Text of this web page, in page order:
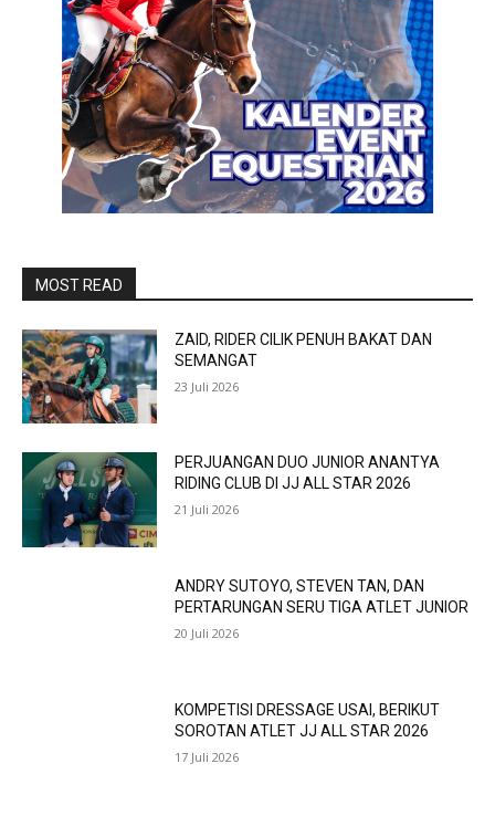
MOST READ
ZAID, RIDER CILIK PENUH BAKAT DAN
SEMANGAT
23 Juli 2026
PERJUANGAN DUO JUNIOR ANANTYA
RIDING CLUB DI JJ ALL STAR 2026
21 Juli 2026
ANDRY SUTOYO, STEVEN TAN, DAN
PERTARUNGAN SERU TIGA ATLET JUNIOR
20 Juli 2026
KOMPETISI DRESSAGE USAI, BERIKUT
SOROTAN ATLET JJ ALL STAR 2026
17 Juli 2026